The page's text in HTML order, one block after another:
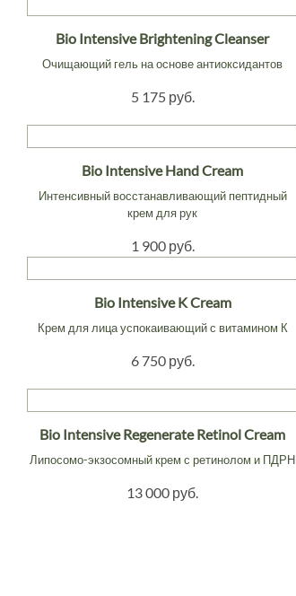
Bio Intensive Brightening Cleanser
Очищающий гель на основе антиоксидантов
5 175 руб.
Bio Intensive Hand Cream
Интенсивный восстанавливающий пептидный
крем для рук
1 900 руб.
Bio Intensive K Cream
Крем для лица успокаивающий с витамином К
6 750 руб.
Bio Intensive Regenerate Retinol Cream
Липосомо-экзосомный крем с ретинолом и ПДРН
13 000 руб.